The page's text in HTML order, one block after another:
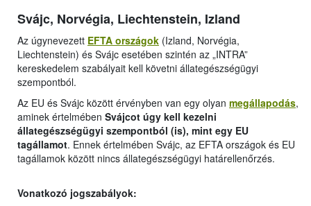
Svájc, Norvégia, Liechtenstein, Izland
Az úgynevezett EFTA országok (Izland, Norvégia,
Liechtenstein) és Svájc esetében szintén az „INTRA”
kereskedelem szabályait kell követni állategészségügyi
szempontból.
Az EU és Svájc között érvényben van egy olyan megállapodás,
aminek értelmében Svájcot úgy kell kezelni
állategészségügyi szempontból (is), mint egy EU
tagállamot. Ennek értelmében Svájc, az EFTA országok és EU
tagállamok között nincs állategészségügyi határellenőrzés.
Vonatkozó jogszabályok: